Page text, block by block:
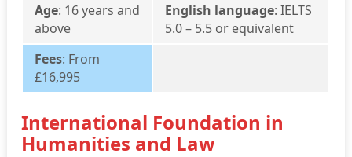
Age: 16 years and
above
English language: IELTS
5.0 – 5.5 or equivalent
Fees: From
£16,995
International Foundation in
Humanities and Law